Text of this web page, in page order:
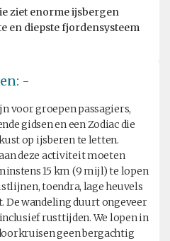
ziet enorme ijsbergen
en diepste fjordensysteem
-
voor groepen passagiers,
gidsen en een Zodiac die
op ijsberen te letten.
deze activiteit moeten
15 km (9 mijl) te lopen
toendra, lage heuvels
wandeling duurt ongeveer
rusttijden. We lopen in
geen bergachtig